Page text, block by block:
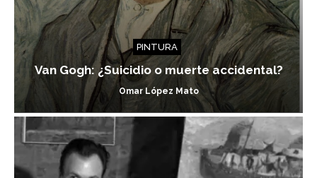
PINTURA
Van Gogh: ¿Suicidio o muerte accidental?
Omar López Mato